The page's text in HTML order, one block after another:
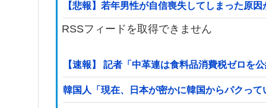
【悲報】若年男性が自信喪失してしまった
RSSフィードを取得できません
【速報】 記者「中革連は食料品消費税ゼロ
韓国人「現在、日本が密かに韓国からパクっ